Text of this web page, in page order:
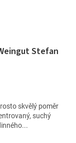
Stefan
skvělý poměr
suchý